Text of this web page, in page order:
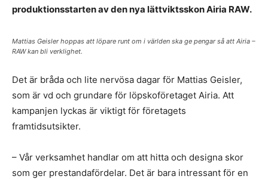
produktionsstarten av den nya lättviktsskon Airia RAW.
Mattias Geisler hoppas att löpare runt om i världen ska ge pengar så att Airia –
RAW kan bli verklighet.
Det är bråda och lite nervösa dagar för Mattias Geisler,
som är vd och grundare för löpskoföretaget Airia. Att
kampanjen lyckas är viktigt för företagets
framtidsutsikter.
– Vår verksamhet handlar om att hitta och designa skor
som ger prestandafördelar. Det är bara intressant för en